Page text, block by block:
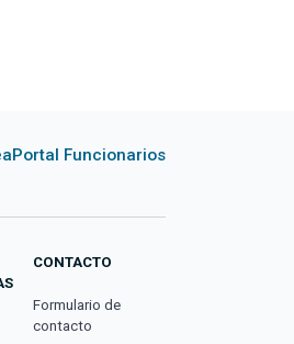
Portal Funcionarios
CONTACTO
Formulario de
contacto